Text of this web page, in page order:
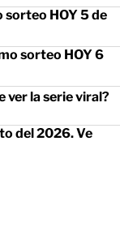
sorteo HOY 5 de
sorteo HOY 6
ver la serie viral?
del 2026. Ve